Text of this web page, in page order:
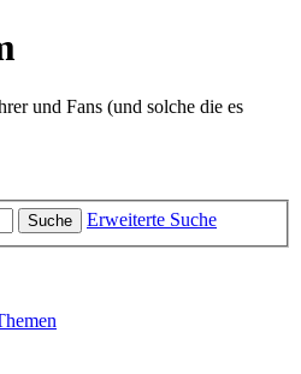
und Fans (und solche die es
Suche Erweiterte Suche